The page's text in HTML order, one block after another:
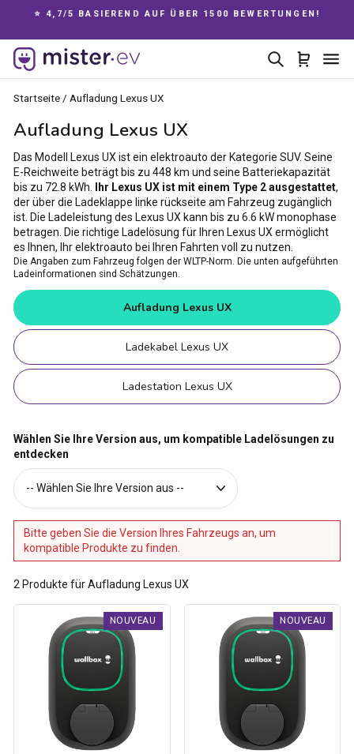
Inhalt
⭐ 4,7/5 BASIEREND AUF ÜBER 1500 BEWERTUNGEN!
Suche
Startseite / Aufladung Lexus UX
Aufladung Lexus UX
Das Modell Lexus UX ist ein elektroauto der Kategorie SUV. Seine
E-Reichweite beträgt bis zu 448 km und seine Batteriekapazität
bis zu 72.8 kWh.
Ihr Lexus UX ist mit einem Type 2 ausgestattet,
der über die Ladeklappe linke rückseite am Fahrzeug zugänglich
ist. Die Ladeleistung des Lexus UX kann bis zu 6.6 kW monophase
betragen. Die richtige Ladelösung für Ihren Lexus UX ermöglicht
es Ihnen, Ihr elektroauto bei Ihren Fahrten voll zu nutzen.
Die Angaben zum Fahrzeug folgen der WLTP-Norm. Die unten aufgeführten
Ladeinformationen sind Schätzungen.
Aufladung Lexus UX
Ladekabel Lexus UX
Ladestation Lexus UX
Wählen Sie Ihre Version aus, um kompatible Ladelösungen zu
entdecken
Bitte geben Sie die Version Ihres Fahrzeugs an, um
kompatible Produkte zu finden.
2 Produkte für Aufladung Lexus UX
recharge
NOUVEAU
recharge
NOUVEAU